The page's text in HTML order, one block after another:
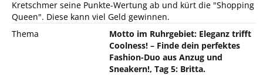
Kretschmer seine Punkte-Wertung ab und kürt die "Shopping
Queen". Diese kann viel Geld gewinnen.
Thema
Motto im Ruhrgebiet: Eleganz trifft
Coolness! – Finde dein perfektes
Fashion-Duo aus Anzug und
Sneakern!, Tag 5: Britta.